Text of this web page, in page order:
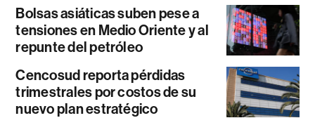
Bolsas asiáticas suben pese a
tensiones en Medio Oriente y al
repunte del petróleo
Cencosud reporta pérdidas
trimestrales por costos de su
nuevo plan estratégico